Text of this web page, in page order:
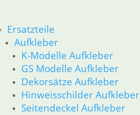
Ersatzteile
Aufkleber
K-Modelle Aufkleber
GS Modelle Aufkleber
Dekorsätze Aufkleber
Hinweisschilder Aufkleber
Seitendeckel Aufkleber